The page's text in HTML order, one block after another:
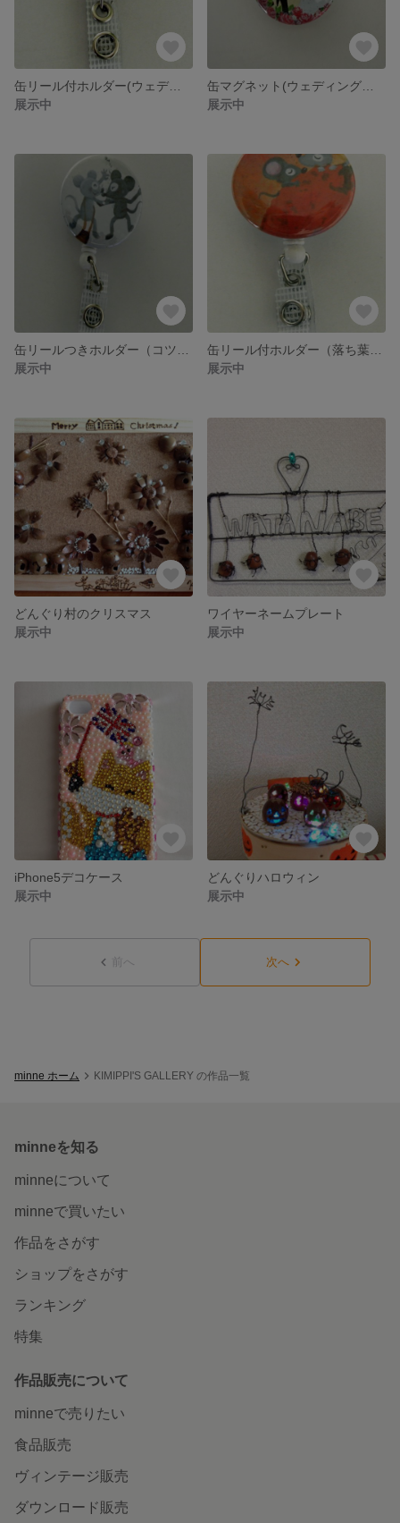
展示中
展示中
展示中
展示中
どんぐり村のクリスマス
展示中
ワイヤーネームプレート
展示中
iPhone5デコケース
展示中
どんぐりハロウィン
展示中
前へ 次へ
minne ホーム KIMIPPI'S GALLERY の作品一覧
minneを知る
minneについて
minneで買いたい
作品をさがす
ショップをさがす
ランキング
特集
作品販売について
minneで売りたい
食品販売
ヴィンテージ販売
ダウンロード販売